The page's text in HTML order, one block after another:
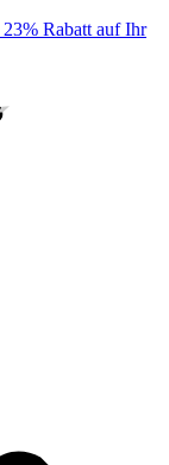
23% Rabatt auf Ihr